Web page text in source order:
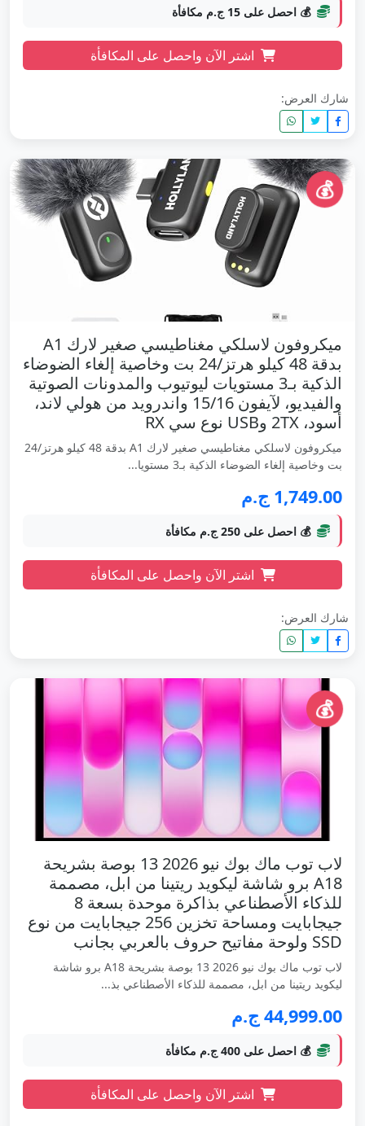
💰 احصل على 15 ج.م مكافأة
اشتر الآن واحصل على المكافأة
شارك العرض:
💰
ميكروفون لاسلكي مغناطيسي صغير لارك A1
بدقة 48 كيلو هرتز/24 بت وخاصية إلغاء الضوضاء
الذكية بـ3 مستويات ليوتيوب والمدونات الصوتية
والفيديو، لآيفون 15/16 واندرويد من هولي لاند،
أسود، 2TX وUSB نوع سي RX
ميكروفون لاسلكي مغناطيسي صغير لارك A1 بدقة 48 كيلو هرتز/24
بت وخاصية إلغاء الضوضاء الذكية بـ3 مستويا...
1,749.00 ج.م
💰 احصل على 250 ج.م مكافأة
اشتر الآن واحصل على المكافأة
شارك العرض:
💰
لاب توب ماك بوك نيو 2026 13 بوصة بشريحة
A18 برو شاشة ليكويد ريتينا من ابل، مصممة
للذكاء الأصطناعي بذاكرة موحدة بسعة 8
جيجابايت ومساحة تخزين 256 جيجابايت من نوع
SSD ولوحة مفاتيح حروف بالعربي بجانب
لاب توب ماك بوك نيو 2026 13 بوصة بشريحة A18 برو شاشة
ليكويد ريتينا من ابل، مصممة للذكاء الأصطناعي بذ...
44,999.00 ج.م
💰 احصل على 400 ج.م مكافأة
اشتر الآن واحصل على المكافأة